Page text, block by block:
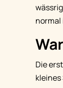
normal
Die